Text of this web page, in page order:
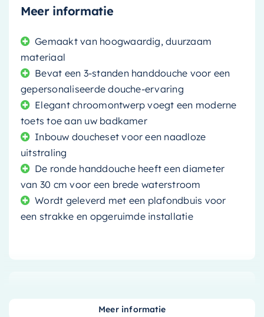
Meer informatie
Gemaakt van hoogwaardig, duurzaam
materiaal
Bevat een 3-standen handdouche voor een
gepersonaliseerde douche-ervaring
Elegant chroomontwerp voegt een moderne
toets toe aan uw badkamer
Inbouw doucheset voor een naadloze
uitstraling
De ronde handdouche heeft een diameter
van 30 cm voor een brede waterstroom
Wordt geleverd met een plafondbuis voor
een strakke en opgeruimde installatie
inbouw doucheset. Deze prachtige set is een
Meer informatie